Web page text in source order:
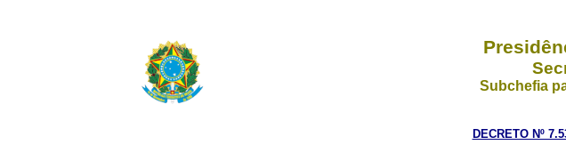
Subchefia
DECRETO Nº